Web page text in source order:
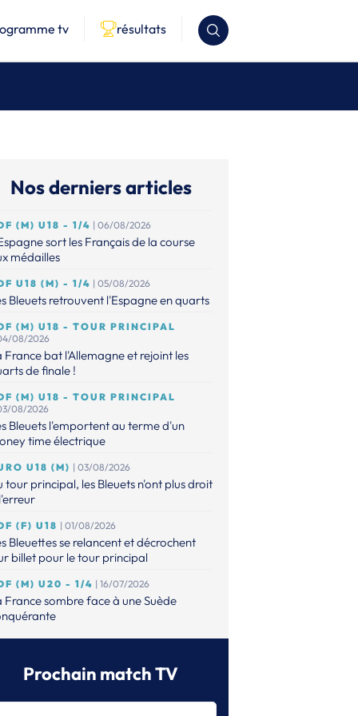
tv résultats
Nos derniers articles
(M) U18 - 1/4 | 06/08/2026
sort les Français de la course
médailles
U18 (M) - 1/4 | 05/08/2026
Bleuets retrouvent l'Espagne en quarts
(M) U18 - TOUR PRINCIPAL
08/2026
France bat l'Allemagne et rejoint les
de finale !
(M) U18 - TOUR PRINCIPAL
08/2026
Bleuets l'emportent au terme d'un
time électrique
U18 (M) | 03/08/2026
tour principal, les Bleuets n'ont plus droit
(F) U18 | 01/08/2026
Bleuettes se relancent et décrochent
billet pour le tour principal
(M) U20 - 1/4 | 16/07/2026
France sombre face à une Suède
(M) U20 | 14/07/2026
les Bleuets n'ont plus leur destin en
Prochain match TV